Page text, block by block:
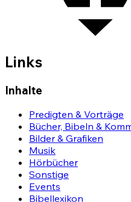
Links
Inhalte
Predigten & Vorträge
Bücher, Bibeln &
Bilder & Grafiken
Musik
Hörbücher
Sonstige
Events
Bibellexikon